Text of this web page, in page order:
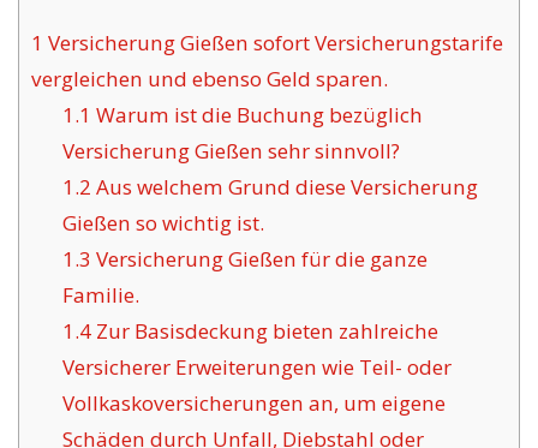
1 Versicherung Gießen sofort Versicherungstarife
vergleichen und ebenso Geld sparen.
1.1 Warum ist die Buchung bezüglich
Versicherung Gießen sehr sinnvoll?
1.2 Aus welchem Grund diese Versicherung
Gießen so wichtig ist.
1.3 Versicherung Gießen für die ganze
Familie.
1.4Zur Basisdeckung bieten zahlreiche
Versicherer Erweiterungen wie Teil- oder
Vollkaskoversicherungen an, um eigene
Schäden durch Unfall, Diebstahl oder